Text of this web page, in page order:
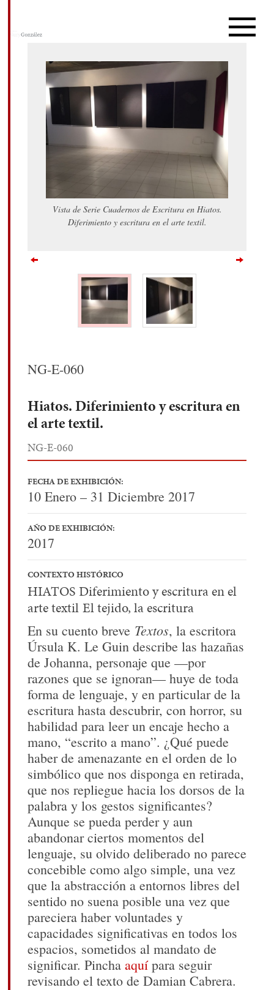
Vista de Serie Cuadernos de Escritura en Hiatos.
Diferimiento y escritura en el arte textil.
NG-E-060
Hiatos. Diferimiento y escritura en
el arte textil.
NG-E-060
FECHA DE EXHIBICIÓN:
10 Enero – 31 Diciembre 2017
AÑO DE EXHIBICIÓN:
2017
CONTEXTO HISTÓRICO
HIATOSDiferimiento y escritura en el
arte textilEl tejido, la escritura
En su cuento breve Textos, la escritora
Úrsula K. Le Guin describe las hazañas
de Johanna, personaje que —por
razones que se ignoran— huye de toda
forma de lenguaje, y en particular de la
escritura hasta descubrir, con horror, su
habilidad para leer un encaje hecho a
mano, “escrito a mano”. ¿Qué puede
haber de amenazante en el orden de lo
simbólico que nos disponga en retirada,
que nos repliegue hacia los dorsos de la
palabra y los gestos significantes?
Aunque se pueda perder y aun
abandonar ciertos momentos del
lenguaje, su olvido deliberado no parece
concebible como algo simple, una vez
que la abstracción a entornos libres del
sentido no suena posible una vez que
pareciera haber voluntades y
capacidades significativas en todos los
espacios, sometidos al mandato de
significar. Pincha aquípara seguir
revisando el texto de Damian Cabrera.